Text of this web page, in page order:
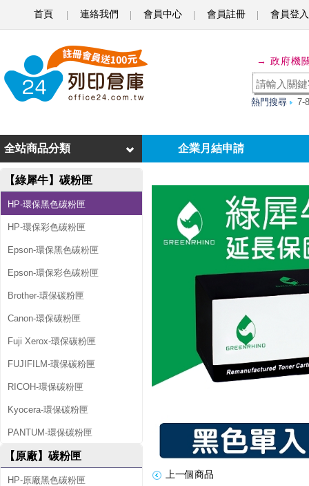
首頁 連絡我們 會員中心 會員註冊 會員登入
犀
牛
o
r
H
P
C
E
3
1
0
A
1
2
6
A
)
→ 政府機
熱門搜尋 7-
企業月結申請
全站商品分類
【綠犀牛】碳粉匣
HP-環保黑色碳粉匣
HP-環保彩色碳粉匣
Epson-環保黑色碳粉匣
Epson-環保彩色碳粉匣
Brother-環保碳粉匣
Canon-環保碳粉匣
Fuji Xerox-環保碳粉匣
FUJIFILM-環保碳粉匣
RICOH-環保碳粉匣
Kyocera-環保碳粉匣
PANTUM-環保碳粉匣
【原廠】碳粉匣
HP-原廠黑色碳粉匣
上一個商品